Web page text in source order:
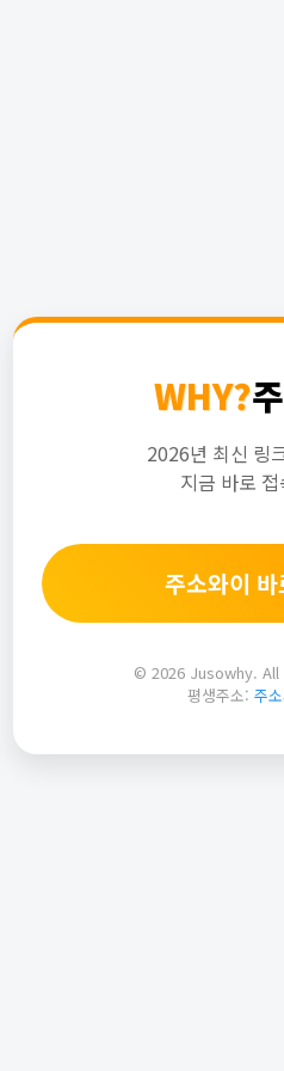
WHY?
2026년 최신 링
지금 바로
주소와이
© 2026 Jusowhy.
평생주소: 주